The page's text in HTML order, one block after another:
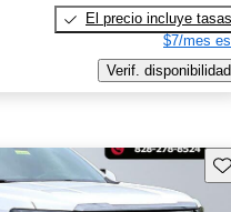
El precio incluye tasas
$7/mes
Verif. disponibilidad